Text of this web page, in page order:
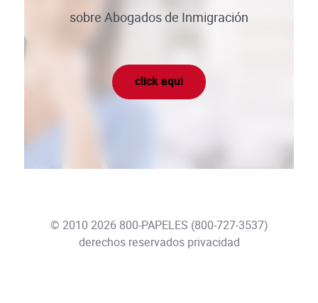
Asilo y Refugio
sobre Abogados de Inmigración
click aqui
© 2010 2026 800-PAPELES (800-727-3537)
derechos reservados privacidad